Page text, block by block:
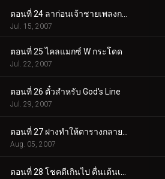
Jul. 15, 2007
ตอนที่ 25 ไคลแมกซ์ W กระโดด
Jul. 22, 2007
ตอนที่ 26 ตั๋วสำหรับ God's Line
Jul. 29, 2007
Aug. 05, 2007